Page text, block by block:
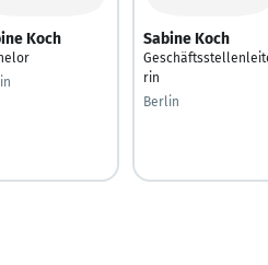
Koch Sabine Koch
rin
Berlin